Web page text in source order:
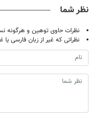
نظر شما
نظرات حاوی توهین و هرگونه
نظراتی که غیر از زبان فارسی